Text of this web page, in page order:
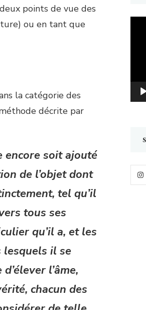
points de vue des
ou en tant que
la catégorie des
décrite par
encore soit ajouté
de l’objet dont
tel qu’il
tous ses
qu’il a, et les
lesquels il se
l’âme,
chacun des